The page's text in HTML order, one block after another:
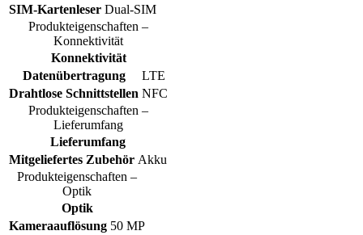
SIM-Kartenleser Dual-SIM
Produkteigenschaften –
Konnektivität
Konnektivität
Datenübertragung
LTE
Drahtlose Schnittstellen NFC
Produkteigenschaften –
Lieferumfang
Lieferumfang
Mitgeliefertes Zubehör Akku
Produkteigenschaften –
Optik
Optik
Kameraauflösung 50 MP